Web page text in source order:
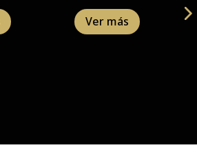
Ver más